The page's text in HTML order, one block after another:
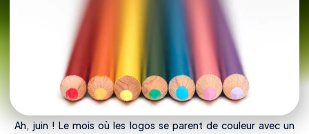
Ah, juin ! Le mois où les logos se parent de couleur avec un